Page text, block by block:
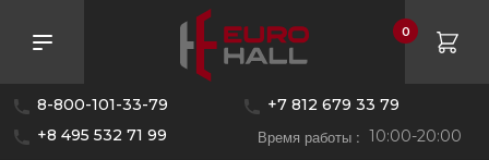
8-800-101-33-79
+7 812 679 33 79
+8 495 532 71 99
Время работы : 10:00-20:00
0